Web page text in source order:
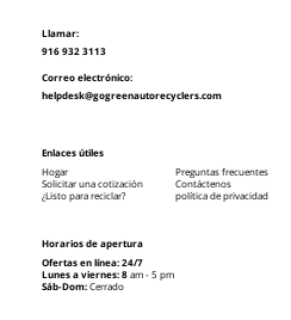
Llamar:
916 932 3113
Correo electrónico:
helpdesk@gogreenautorecyclers.com
Horarios de apertura
Ofertas en línea: 24/7
Lunes a viernes: 8am - 5 pm
Sáb-Dom:Cerrado
Enlaces útiles
Hogar
Solicitar una cotización
¿Listo para reciclar?
Preguntas frecuentes
Contáctenos
política de privacidad